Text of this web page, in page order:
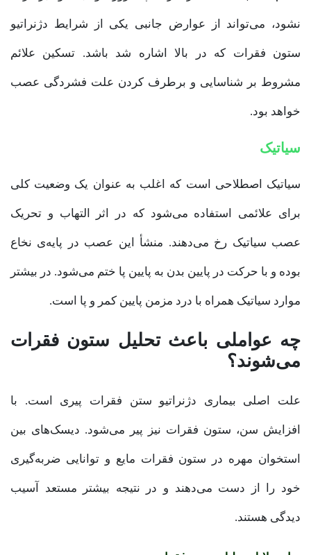
نشود، می‌تواند از عوارض جانبی یکی از شرایط دژنراتیو
ستون فقرات که در بالا اشاره شد باشد. تسکین علائم
مشروط بر شناسایی و برطرف کردن علت فشردگی عصب
خواهد بود.
سیاتیک
سیاتیک اصطلاحی است که اغلب به عنوان یک وضعیت کلی
برای علائمی استفاده می‌شود که در اثر التهاب و تحریک
عصب سیاتیک رخ می‌دهند. منشأ این عصب در پایه‌ی نخاع
بوده و با حرکت در پایین بدن به پایین پا ختم می‌شود. در بیشتر
موارد سیاتیک همراه با درد مزمن پایین کمر و پا است.
چه عواملی باعث تحلیل ستون فقرات
می‌شوند؟
علت اصلی بیماری دژنراتیو ستن فقرات پیری است. با
افزایش سن، ستون فقرات نیز پیر می‌شود. دیسک‌های بین
استخوان مهره در ستون فقرات مایع و توانایی ضربه‌گیری
خود را از دست می‌دهند و در نتیجه بیشتر مستعد آسیب
دیدگی هستند.